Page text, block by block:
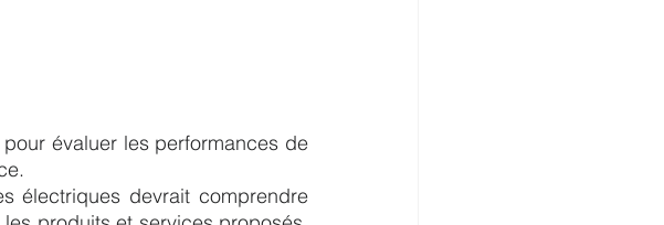
évaluer les performances de
électriques devrait comprendre